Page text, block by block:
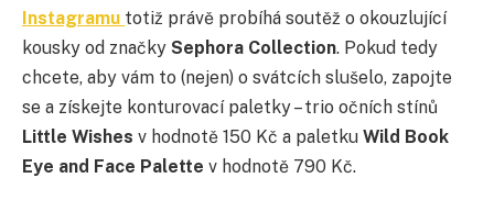
Instagramu totiž právě probíhá soutěž o okouzlující
kousky od značky Sephora Collection. Pokud tedy
chcete, aby vám to (nejen) o svátcích slušelo, zapojte
se a získejte konturovací paletky – trio očních stínů
Little Wishes v hodnotě 150 Kč a paletku Wild Book
Eye and Face Palette v hodnotě 790 Kč.